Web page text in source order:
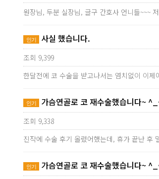
원장님, 두분 실장님, 글구 간호사 언니들~~~
인기 사실 했습니다.
조회 9,399
한달전에 코 수술을 받고나서는 염치없이 이
인기 가슴연골로 코 재수술했습니다~
조회 9,338
진작에 수술 후기 올렸어했는데, 휴가 끝난 후
인기 가슴연골로 코 재수술했습니다~